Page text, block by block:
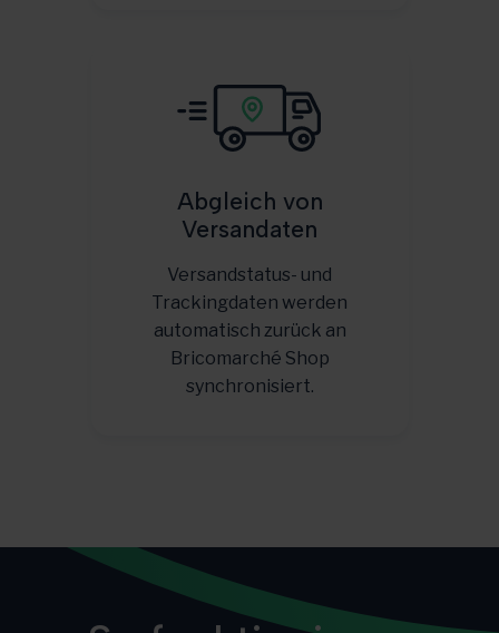
Abgleich von
Versandaten
Versandstatus- und
Trackingdaten werden
automatisch zurück an
Bricomarché Shop
synchronisiert.